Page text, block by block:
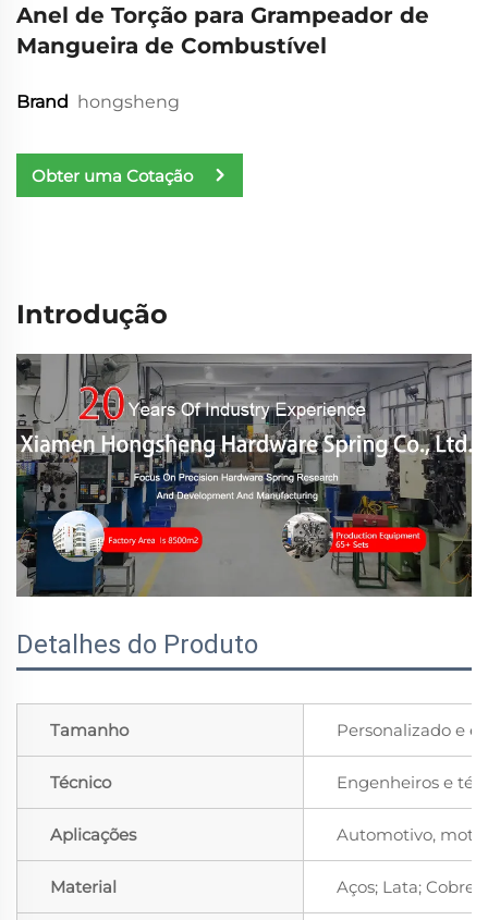
Anel de Torção para Grampeador de
Mangueira de Combustível
Brand hongsheng
Obter uma Cotação
Introdução
Detalhes do Produto
Tamanho Personalizado e
Técnico Engenheiros e
Aplicações Automotivo,
Material Aços; Lata;